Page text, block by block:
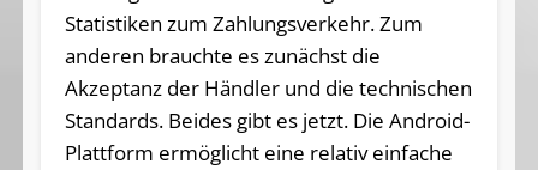
Statistiken zum Zahlungsverkehr. Zum
anderen brauchte es zunächst die
Akzeptanz der Händler und die technischen
Standards. Beides gibt es jetzt. Die Android-
Plattform ermöglicht eine relativ einfache